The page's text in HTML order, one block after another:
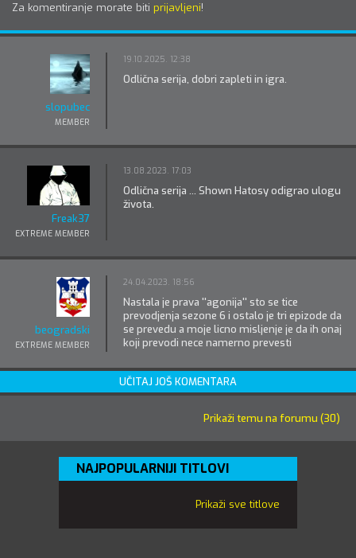
Za komentiranje morate biti prijavljeni!
slopubec
MEMBER
19.10.2025. 12:38
Odlična serija, dobri zapleti in igra.
Freak37
EXTREME MEMBER
13.08.2023. 17:03
Odlična serija ... Shown Hatosy odigrao ulogu
života.
beogradski
EXTREME MEMBER
24.04.2023. 18:56
Nastala je prava ''agonija'' sto se tice
prevodjenja sezone 6 i ostalo je tri epizode da
se prevedu a moje licno misljenje je da ih onaj
koji prevodi nece namerno prevesti
UČITAJ JOŠ KOMENTARA
Prikaži temu na forumu (30)
NAJPOPULARNIJI TITLOVI
Prikaži sve titlove